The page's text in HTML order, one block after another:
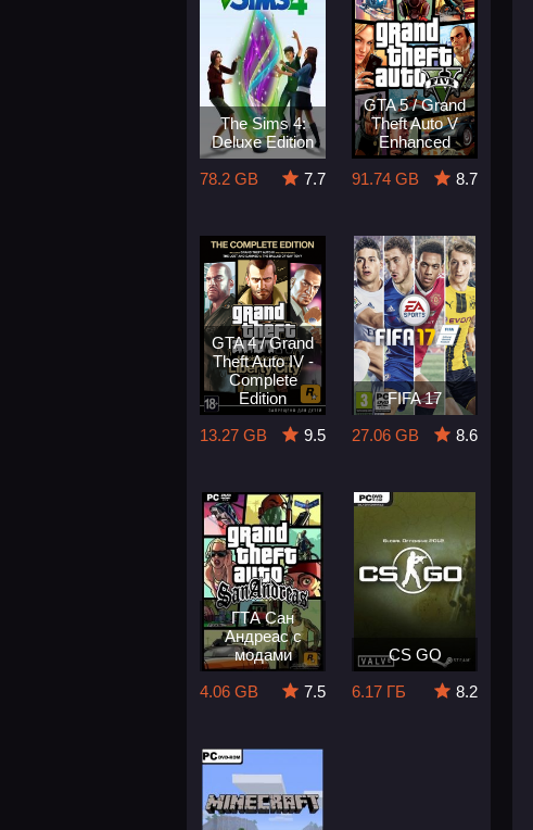
The Sims 4:
Deluxe Edition
78.2 GB
7.7
GTA 5 / Grand
Theft Auto V
Enhanced
91.74 GB
8.7
GTA 4 / Grand
Theft Auto IV -
Complete
Edition
13.27 GB
9.5
FIFA 17
27.06 GB
8.6
ГТА Сан
Андреас с
модами
4.06 GB
7.5
CS GO
6.17 ГБ
8.2